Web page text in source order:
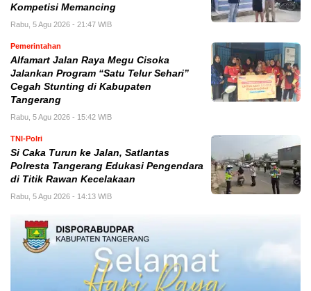
Kompetisi Memancing
Rabu, 5 Agu 2026 - 21:47 WIB
Pemerintahan
Alfamart Jalan Raya Megu Cisoka
Jalankan Program “Satu Telur Sehari”
Cegah Stunting di Kabupaten
Tangerang
Rabu, 5 Agu 2026 - 15:42 WIB
TNI-Polri
Si Caka Turun ke Jalan, Satlantas
Polresta Tangerang Edukasi Pengendara
di Titik Rawan Kecelakaan
Rabu, 5 Agu 2026 - 14:13 WIB